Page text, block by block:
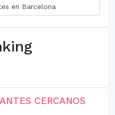
en Barcelona
CERCANOS